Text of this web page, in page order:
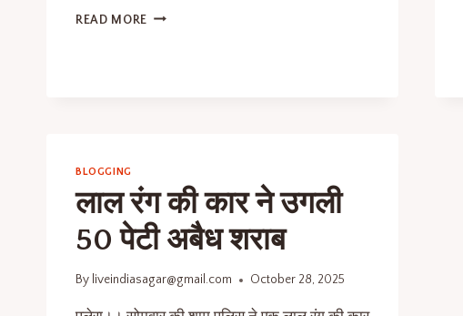
READ MORE
BLOGGING
लाल रंग की कार ने उगली
50 पेटी अबैध शराब
By liveindiasagar@gmail.com October 28, 2025